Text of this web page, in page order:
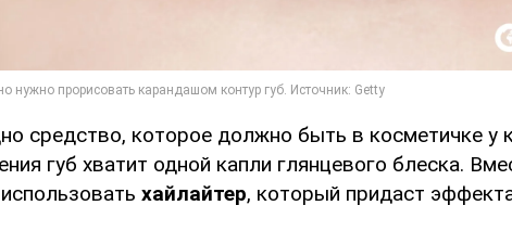
средство, которое должно быть в косметичке у
губ хватит одной капли глянцевого блеска.
хайлайтер, который придаст